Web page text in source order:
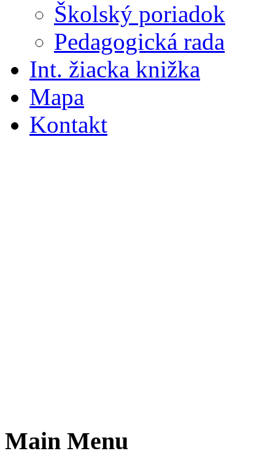
Školský poriadok
Pedagogická rada
Int. žiacka knižka
Mapa
Kontakt
Main Menu